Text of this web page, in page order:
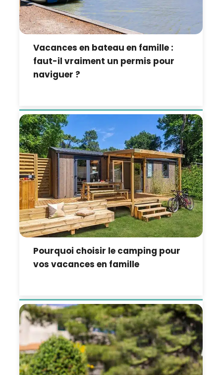
Vacances en bateau en famille :
faut-il vraiment un permis pour
naviguer ?
Pourquoi choisir le camping pour
vos vacances en famille